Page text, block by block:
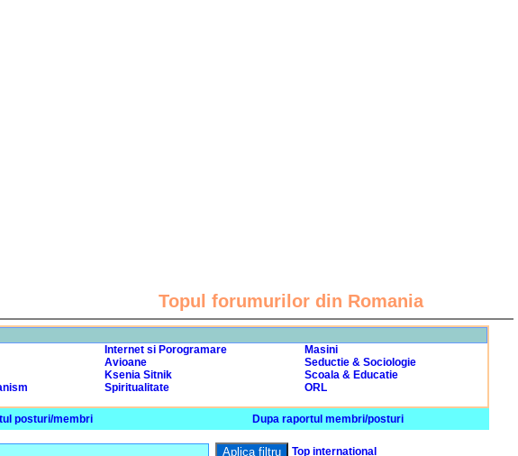
Topul forumurilor din Romania
Internet si Porogramare
Masini
Avioane
Seductie & Sociologie
Ksenia Sitnik
Scoala & Educatie
Spiritualitate
ORL
posturi/membri Dupa raportul membri/posturi
Aplica filtru Top international